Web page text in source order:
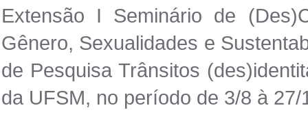
Extensão I Seminário de
Gênero, Sexualidades e
de Pesquisa Trânsitos
da UFSM, no período de 3/8 à 27/